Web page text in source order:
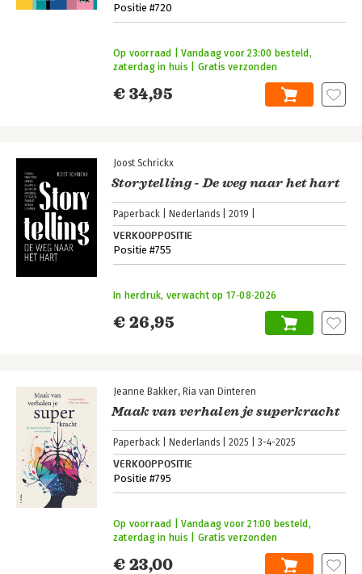
Positie #720
€ 34,95
Op voorraad | Vandaag voor 23:00 besteld,
zaterdag in huis | Gratis verzonden
Joost Schrickx
Storytelling - De weg naar het hart
Paperback Nederlands 2019
VERKOOPPOSITIE
Positie #755
€ 26,95
In herdruk, verwacht op 17‑08‑2026
Jeanne Bakker Ria van Dinteren
Maak van verhalen je superkracht
Paperback Nederlands 2025 3-4-2025
VERKOOPPOSITIE
Positie #795
€ 23,00
Op voorraad | Vandaag voor 21:00 besteld,
zaterdag in huis | Gratis verzonden